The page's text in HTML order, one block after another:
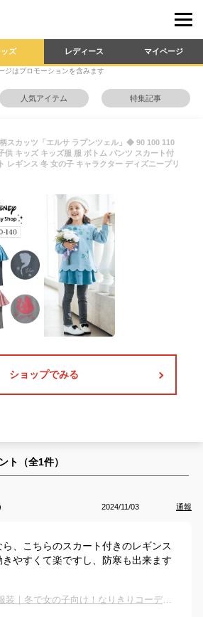
ズ レディース マイページ
ジはプロモーションを含みます
人気アイテム 特集記事
スカッツ「エルサ ラプンツェル」◆ 90 100 110
キッズ キッズ服 服 ボトム パンツ スカート付
レギンス 冬 女の子 キャラクター ディズニープリ
ショップでみる
ト（全1件）
2024/11/03 通報
、こちらのスカート付きのレギンス
やすくて楽ですし、防寒も出来ます
ディズニーランドの服装｜冬で女の子向け！なりきりコーデなど子供に人気のおすすめは？